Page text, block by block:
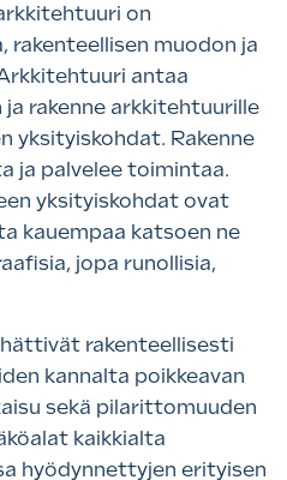
on
muodon ja
antaa
rakenne arkkitehtuurille
yksityiskohdat. Rakenne
ja palvelee toimintaa.
yksityiskohdat ovat
kauempaa katsoen ne
jopa runollisia,
rakenteellisesti
kannalta poikkeavan
sekä pilarittomuuden
kaikkialta
hyödynnettyjen erityisen